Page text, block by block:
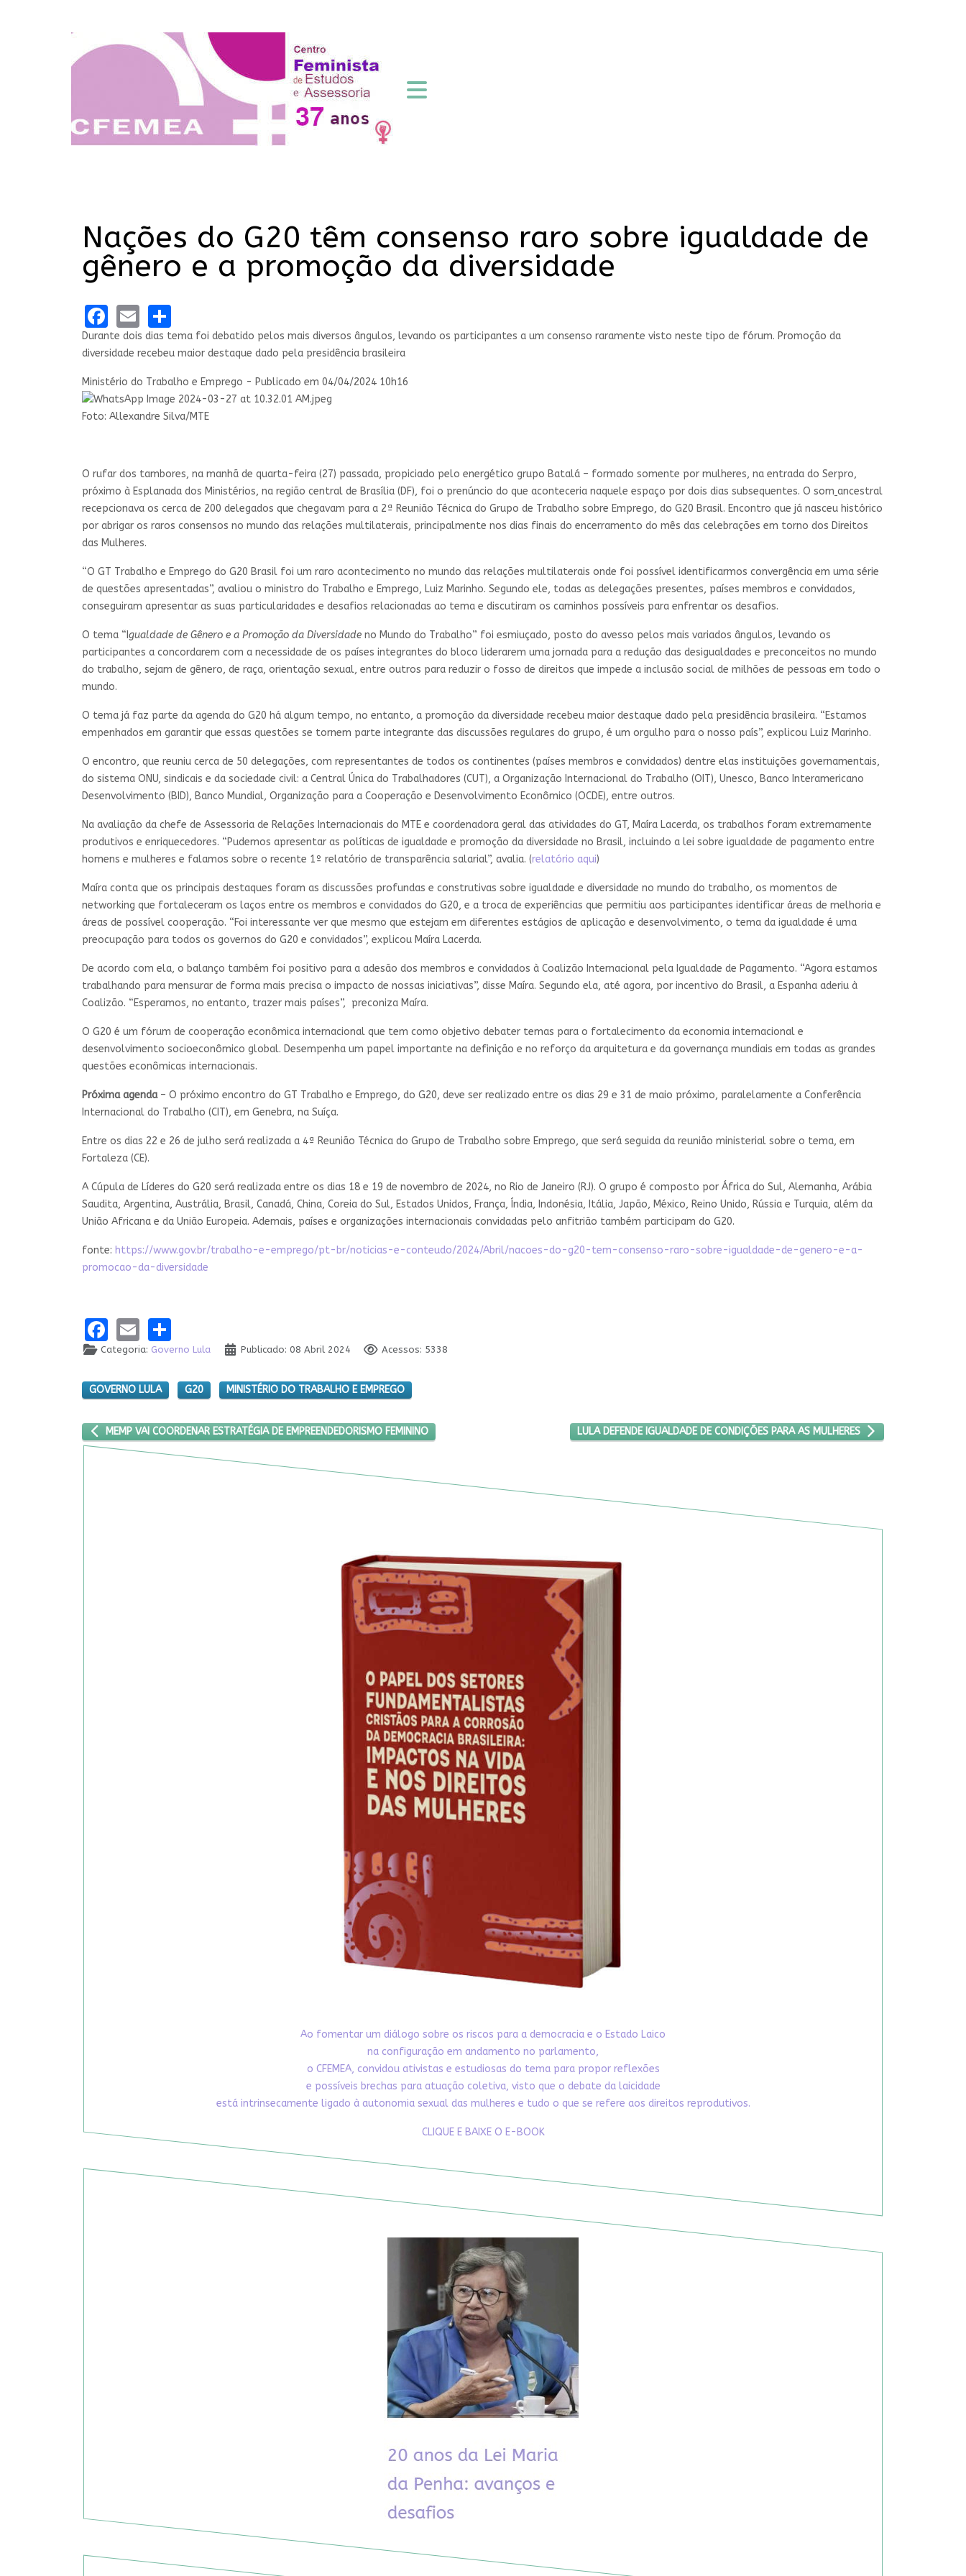
Nações do G20 têm consenso raro sobre igualdade de
gênero e a promoção da diversidade
Facebook
Email
Durante dois dias tema foi debatido pelos mais diversos ângulos, levando os participantes a um consenso raramente visto neste tipo de fórum. Promoção da
diversidade recebeu maior destaque dado pela presidência brasileira
Ministério do Trabalho e Emprego - Publicado em 04/04/2024 10h16
Foto: Allexandre Silva/MTE
O rufar dos tambores, na manhã de quarta-feira (27) passada, propiciado pelo energético grupo Batalá – formado somente por mulheres, na entrada do Serpro,
próximo à Esplanada dos Ministérios, na região central de Brasília (DF), foi o prenúncio do que aconteceria naquele espaço por dois dias subsequentes. O som ancestral
recepcionava os cerca de 200 delegados que chegavam para a 2ª Reunião Técnica do Grupo de Trabalho sobre Emprego, do G20 Brasil. Encontro que já nasceu histórico
por abrigar os raros consensos no mundo das relações multilaterais, principalmente nos dias finais do encerramento do mês das celebrações em torno dos Direitos
das Mulheres.
“O GT Trabalho e Emprego do G20 Brasil foi um raro acontecimento no mundo das relações multilaterais onde foi possível identificarmos convergência em uma série
de questões apresentadas”, avaliou o ministro do Trabalho e Emprego, Luiz Marinho. Segundo ele, todas as delegações presentes, países membros e convidados,
conseguiram apresentar as suas particularidades e desafios relacionadas ao tema e discutiram os caminhos possíveis para enfrentar os desafios.
O tema “I gualdade de Gênero e a Promoção da Diversidade no Mundo do Trabalho” foi esmiuçado, posto do avesso pelos mais variados ângulos, levando os
participantes a concordarem com a necessidade de os países integrantes do bloco liderarem uma jornada para a redução das desigualdades e preconceitos no mundo
do trabalho, sejam de gênero, de raça, orientação sexual, entre outros para reduzir o fosso de direitos que impede a inclusão social de milhões de pessoas em todo o
mundo.
O tema já faz parte da agenda do G20 há algum tempo, no entanto, a promoção da diversidade recebeu maior destaque dado pela presidência brasileira. “Estamos
empenhados em garantir que essas questões se tornem parte integrante das discussões regulares do grupo, é um orgulho para o nosso país”, explicou Luiz Marinho.
O encontro, que reuniu cerca de 50 delegações, com representantes de todos os continentes (países membros e convidados) dentre elas instituições governamentais,
do sistema ONU, sindicais e da sociedade civil: a Central Única do Trabalhadores (CUT), a Organização Internacional do Trabalho (OIT), Unesco, Banco Interamericano
Desenvolvimento (BID), Banco Mundial, Organização para a Cooperação e Desenvolvimento Econômico (OCDE), entre outros.
Na avaliação da chefe de Assessoria de Relações Internacionais do MTE e coordenadora geral das atividades do GT, Maíra Lacerda, os trabalhos foram extremamente
produtivos e enriquecedores. “Pudemos apresentar as políticas de igualdade e promoção da diversidade no Brasil, incluindo a lei sobre igualdade de pagamento entre
homens e mulheres e falamos sobre o recente 1º relatório de transparência salarial”, avalia. (relatório aqui)
Maíra conta que os principais destaques foram as discussões profundas e construtivas sobre igualdade e diversidade no mundo do trabalho, os momentos de
networking que fortaleceram os laços entre os membros e convidados do G20, e a troca de experiências que permitiu aos participantes identificar áreas de melhoria e
áreas de possível cooperação. “Foi interessante ver que mesmo que estejam em diferentes estágios de aplicação e desenvolvimento, o tema da igualdade é uma
preocupação para todos os governos do G20 e convidados”, explicou Maíra Lacerda.
De acordo com ela, o balanço também foi positivo para a adesão dos membros e convidados à Coalizão Internacional pela Igualdade de Pagamento. “Agora estamos
trabalhando para mensurar de forma mais precisa o impacto de nossas iniciativas”, disse Maíra. Segundo ela, até agora, por incentivo do Brasil, a Espanha aderiu à
Coalizão. “Esperamos, no entanto, trazer mais países”, preconiza Maíra.
O G20 é um fórum de cooperação econômica internacional que tem como objetivo debater temas para o fortalecimento da economia internacional e
desenvolvimento socioeconômico global. Desempenha um papel importante na definição e no reforço da arquitetura e da governança mundiais em todas as grandes
questões econômicas internacionais.
Próxima agenda– O próximo encontro do GT Trabalho e Emprego, do G20, deve ser realizado entre os dias 29 e 31 de maio próximo, paralelamente a Conferência
Internacional do Trabalho (CIT), em Genebra, na Suíça.
Entre os dias 22 e 26 de julho será realizada a 4ª Reunião Técnica do Grupo de Trabalho sobre Emprego, que será seguida da reunião ministerial sobre o tema, em
Fortaleza (CE).
A Cúpula de Líderes do G20 será realizada entre os dias 18 e 19 de novembro de 2024, no Rio de Janeiro (RJ). O grupo é composto por África do Sul, Alemanha, Arábia
Saudita, Argentina, Austrália, Brasil, Canadá, China, Coreia do Sul, Estados Unidos, França, Índia, Indonésia, Itália, Japão, México, Reino Unido, Rússia e Turquia, além da
União Africana e da União Europeia. Ademais, países e organizações internacionais convidadas pelo anfitrião também participam do G20.
fonte: https://www.gov.br/trabalho-e-emprego/pt-br/noticias-e-conteudo/2024/Abril/nacoes-do-g20-tem-consenso-raro-sobre-igualdade-de-genero-e-a-
promocao-da-diversidade
Facebook
Email
Categoria: Governo Lula Publicado: 08 Abril 2024 Acessos: 5338
GOVERNO LULA G20 MINISTÉRIO DO TRABALHO E EMPREGO
ARTIGO ANTERIOR: MEMP VAI COORDENAR ESTRATÉGIA DE EMPREENDEDORISMO FEMININO
MEMP VAI COORDENAR ESTRATÉGIA DE EMPREENDEDORISMO FEMININO PRÓXIMO ARTIGO: LULA DEFENDE IGUALDADE DE CONDIÇÕES PARA AS MULHERES
LULA DEFENDE IGUALDADE DE CONDIÇÕES PARA AS MULHERES
Ao fomentar um diálogo sobre os riscos para a democracia e o Estado Laico
na configuração em andamento no parlamento,
o CFEMEA, convidou ativistas e estudiosas do tema para propor reflexões
e possíveis brechas para atuação coletiva, visto que o debate da laicidade
está intrinsecamente ligado à autonomia sexual das mulheres e tudo o que se refere aos direitos reprodutivos.
CLIQUE E BAIXE O E-BOOK